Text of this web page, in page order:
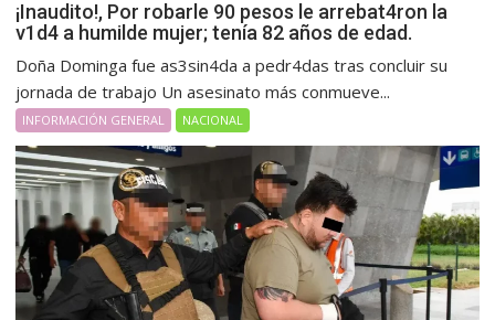
¡Inaudito!, Por robarle 90 pesos le arrebat4ron la
v1d4 a humilde mujer; tenía 82 años de edad.
Doña Dominga fue as3sin4da a pedr4das tras concluir su
jornada de trabajo Un asesinato más conmueve...
INFORMACIÓN GENERAL NACIONAL